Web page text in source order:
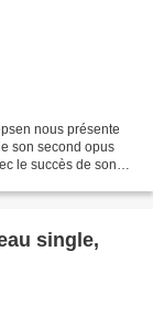
nous présente
son second opus
le succès de son
single,